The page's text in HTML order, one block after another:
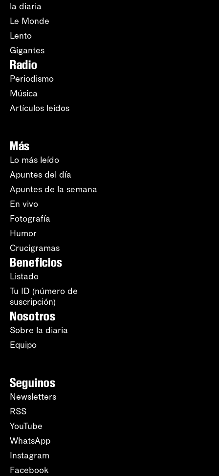
la diaria
Le Monde
Lento
Gigantes
Radio
Periodismo
Música
Artículos leídos
Más
Lo más leído
Apuntes del día
Apuntes de la semana
En vivo
Fotografía
Humor
Crucigramas
Beneficios
Listado
Tu ID (número de
suscripción)
Nosotros
Sobre la diaria
Equipo
Seguinos
Newsletters
RSS
YouTube
WhatsApp
Instagram
Facebook